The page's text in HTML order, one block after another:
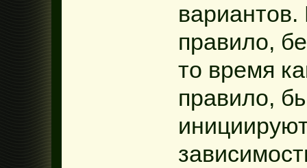
вариантов.
правило,
то время
правило,